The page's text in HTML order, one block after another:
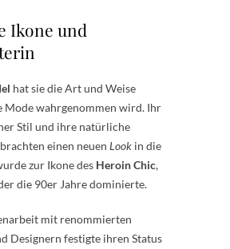
Ikone und
hat sie die Art und Weise
Mode wahrgenommen wird. Ihr
Stil und ihre natürliche
einen neuen Look in die
zur Ikone des Heroin Chic,
die 90er Jahre dominierte.
mit renommierten
Designern festigte ihren Status